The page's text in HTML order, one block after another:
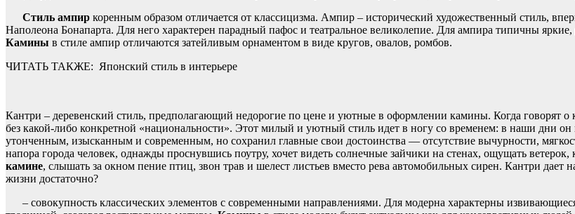
Стиль ампир коренным образом отличается от классицизма. Ампир – исторический художественный стиль,
Наполеона Бонапарта. Для него характерен парадный пафос и театральное великолепие. Для ампира типичны
Камины в стиле ампир отличаются затейливым орнаментом в виде кругов, овалов, ромбов.
ЧИТАТЬ ТАКЖЕ: Японский стиль в интерьере
Кантри – деревенский стиль, предполагающий недорогие по цене и уютные в оформлении камины. Когда говорят
без какой-либо конкретной «национальности». Этот милый и уютный стиль идет в ногу со временем: в наши дни он
утонченным, изысканным и современным, но сохранил главные свои достоинства — отсутствие вычурности,
напора города человек, однажды проснувшись поутру, хочет видеть солнечные зайчики на стенах, ощущать
камине, слышать за окном пение птиц, звон трав и шелест листьев вместо рева автомобильных сирен. Кантри дает
жизни достаточно?
– совокупность классических элементов с современными направлениями. Для модерна характерны